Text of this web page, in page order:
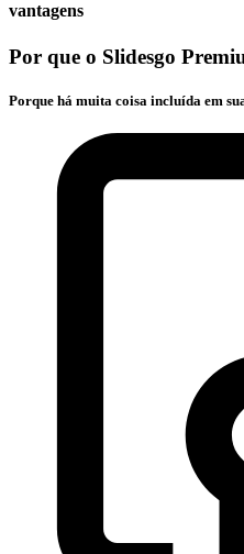
vantagens
Por que o Slidesgo
Porque há muita coisa incluída em